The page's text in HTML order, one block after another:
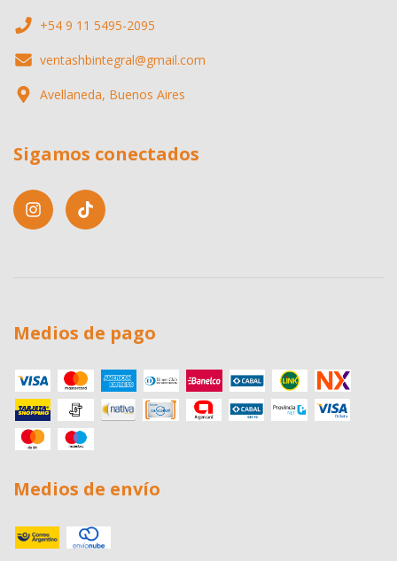
+54 9 11 5495-2095
ventashbintegral@gmail.com
Avellaneda, Buenos Aires
Sigamos conectados
Medios de pago
Medios de envío